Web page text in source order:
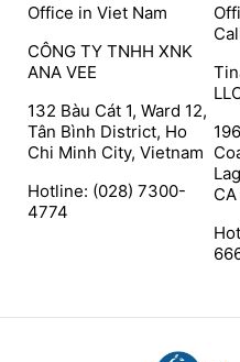
Office in Viet Nam
CÔNG TY TNHH XNK
ANA VEE
132 Bàu Cát 1, Ward 12,
Tân Bình District, Ho
Chi Minh City, Vietnam
Hotline: (028) 7300-
4774